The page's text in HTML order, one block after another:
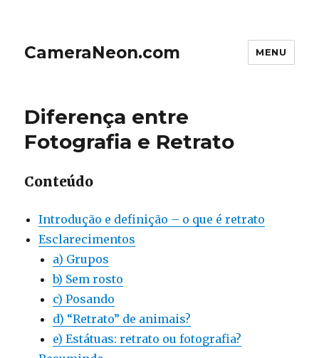
CameraNeon.com MENU
Diferença entre
Fotografia e Retrato
Conteúdo
Introdução e definição – o que é retrato
Esclarecimentos
a) Grupos
b) Sem rosto
c) Posando
d) “Retrato” de animais?
e) Estátuas: retrato ou fotografia?